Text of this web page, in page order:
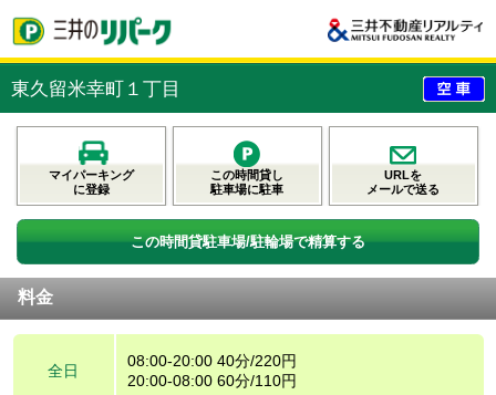
東久留米幸町１丁目
マイパーキング
に登録
この時間貸し
駐車場に駐車
URLを
メールで送る
この時間貸駐車場/駐輪場で精算する
料金
全日
08:00-20:00 40分/220円
20:00-08:00 60分/110円